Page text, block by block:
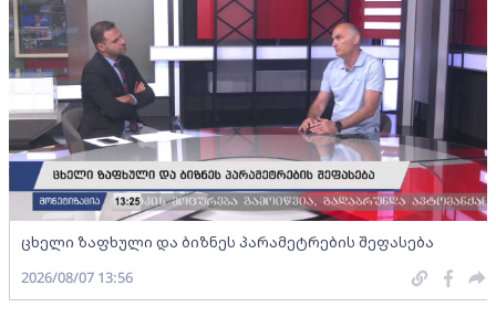
ცხელი ზაფხული და ბიზნეს პარამეტრების შეფასება
2026/08/07 13:56